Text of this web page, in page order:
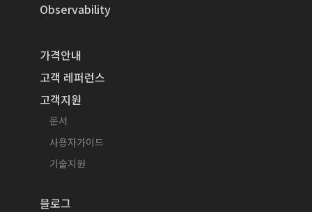
Observability
가격안내
고객 레퍼런스
고객지원
문서
사용자가이드
기술지원
블로그